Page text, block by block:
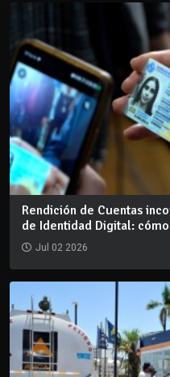
Rendición de Cuentas
de Identidad Digital:
Jul 02 2026